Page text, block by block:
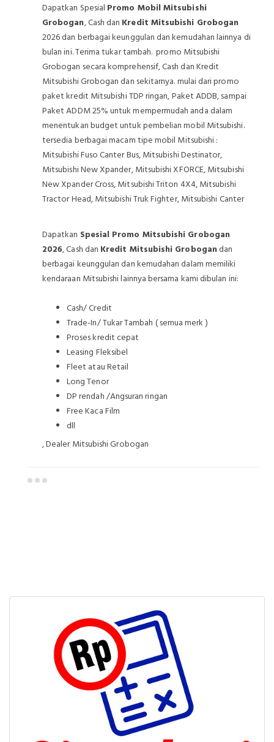
Dapatkan Spesial Promo Mobil Mitsubishi
Grobogan, Cash dan Kredit Mitsubishi Grobogan
2026 dan berbagai keunggulan dan kemudahan lainnya di
bulan ini. Terima tukar tambah. promo Mitsubishi
Grobogan secara komprehensif, Cash dan Kredit
Mitsubishi Grobogan dan sekitarnya. mulai dari promo
paket kredit Mitsubishi TDP ringan, Paket ADDB, sampai
Paket ADDM 25% untuk mempermudah anda dalam
menentukan budget untuk pembelian mobil Mitsubishi.
tersedia berbagai macam tipe mobil Mitsubishi :
Mitsubishi Fuso Canter Bus, Mitsubishi Destinator,
Mitsubishi New Xpander, Mitsubishi XFORCE, Mitsubishi
New Xpander Cross, Mitsubishi Triton 4X4, Mitsubishi
Tractor Head, Mitsubishi Truk Fighter, Mitsubishi Canter
Dapatkan Spesial Promo Mitsubishi Grobogan
2026, Cash dan Kredit Mitsubishi Grobogandan
berbagai keunggulan dan kemudahan dalam memiliki
kendaraan Mitsubishi lainnya bersama kami dibulan ini:
Cash/ Credit
Trade-In/ Tukar Tambah ( semua merk )
Proses kredit cepat
Leasing Fleksibel
Fleet atau Retail
Long Tenor
DP rendah /Angsuran ringan
Free Kaca Film
dll
, Dealer Mitsubishi Grobogan